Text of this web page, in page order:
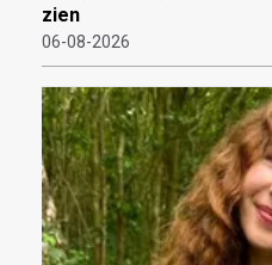
zien
06-08-2026